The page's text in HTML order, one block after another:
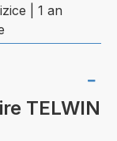
| 1 an
TELWIN